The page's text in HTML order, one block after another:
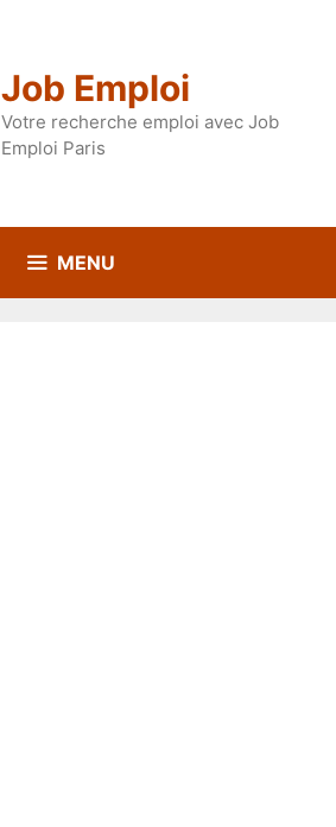
Job Emploi
Votre recherche emploi avec Job
Emploi Paris
MENU